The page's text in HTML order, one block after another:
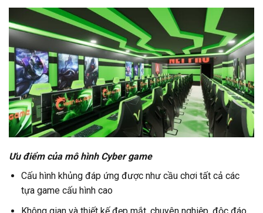
Ưu điểm của mô hình Cyber game
Cấu hình khủng đáp ứng được như cầu chơi tất cả các
tựa game cấu hình cao